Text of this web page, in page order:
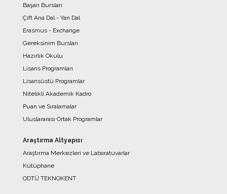
Başarı Bursları
Çift Ana Dal - Yan Dal
Erasmus - Exchange
Gereksinim Bursları
Hazırlık Okulu
Lisans Programları
Lisansüstü Programlar
Nitelikli Akademik Kadro
Puan ve Sıralamalar
Uluslararası Ortak Programlar
Araştırma Altyapısı
Araştırma Merkezleri ve Laboratuvarlar
Kütüphane
ODTÜ TEKNOKENT